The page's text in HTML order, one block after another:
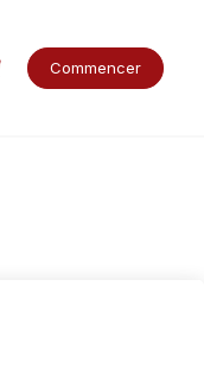
Commencer